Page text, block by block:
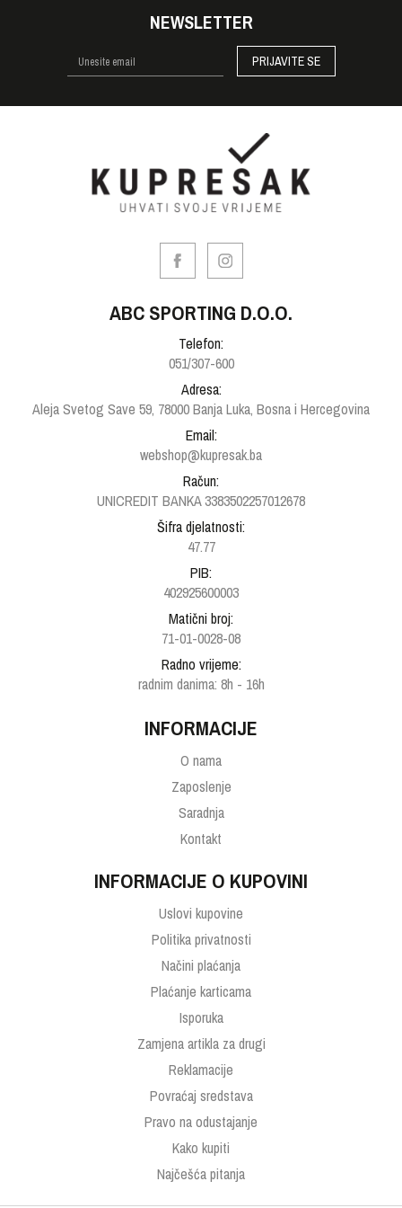
NEWSLETTER
PRIJAVITE SE
ABC SPORTING D.O.O.
Telefon:
051/307-600
Adresa:
Aleja Svetog Save 59, 78000 Banja Luka, Bosna i Hercegovina
Email:
webshop@kupresak.ba
Račun:
UNICREDIT BANKA 3383502257012678
Šifra djelatnosti:
47.77
PIB:
402925600003
Matični broj:
71-01-0028-08
Radno vrijeme:
radnim danima: 8h - 16h
INFORMACIJE
O nama
Zaposlenje
Saradnja
Kontakt
INFORMACIJE O KUPOVINI
Uslovi kupovine
Politika privatnosti
Načini plaćanja
Plaćanje karticama
Isporuka
Zamjena artikla za drugi
Reklamacije
Povraćaj sredstava
Pravo na odustajanje
Kako kupiti
Najčešća pitanja